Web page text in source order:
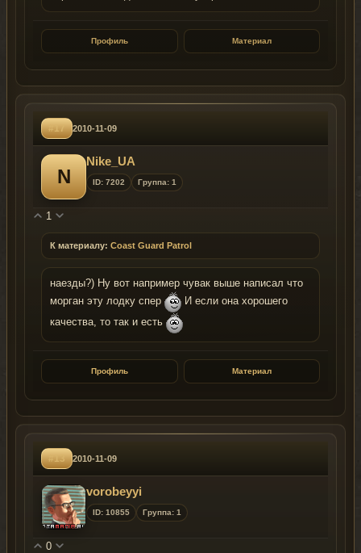
Профиль Материал
#17 2010-11-09
N
Nike_UA
ID: 7202 Группа: 1
1
К материалу: Coast Guard Patrol
наезды?) Ну вот например чувак выше написал что
морган эту лодку спер
И если она хорошего
качества, то так и есть
Профиль Материал
#13 2010-11-09
vorobeyyi
ID: 10855 Группа: 1
0